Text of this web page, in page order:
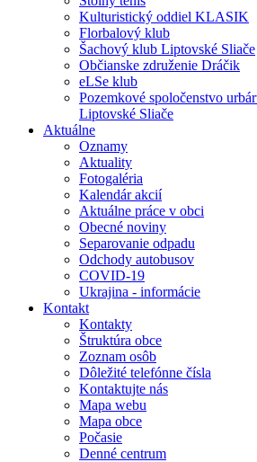
Kulturistický oddiel KLASIK
Florbalový klub
Šachový klub Liptovské Sliače
Občianske združenie Dráčik
eLSe klub
Pozemkové spoločenstvo
Liptovské Sliače
Aktuálne
Oznamy
Aktuality
Fotogaléria
Kalendár akcií
Aktuálne práce v obci
Obecné noviny
Separovanie odpadu
Odchody autobusov
COVID-19
Ukrajina - informácie
Kontakt
Kontakty
Štruktúra obce
Zoznam osôb
Dôležité telefónne čísla
Kontaktujte nás
Mapa webu
Mapa obce
Počasie
Denné centrum